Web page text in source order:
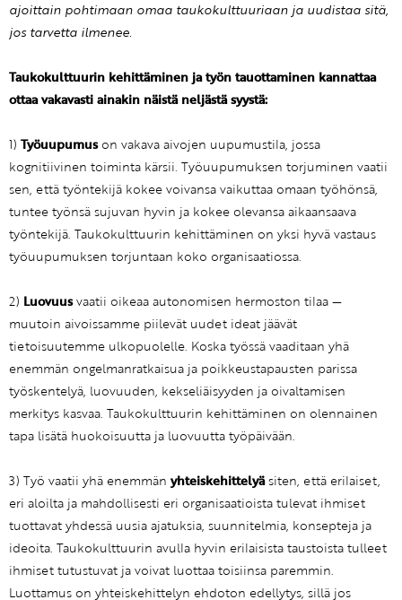
ajoittain pohtimaan omaa taukokulttuuriaan ja uudistaa sitä,
jos tarvetta ilmenee.
Taukokulttuurin kehittäminen ja työn tauottaminen kannattaa
ottaa vakavasti ainakin näistä neljästä syystä:
1) Työuupumuson vakava aivojen uupumustila, jossa
kognitiivinen toiminta kärsii. Työuupumuksen torjuminen vaatii
sen, että työntekijä kokee voivansa vaikuttaa omaan työhönsä,
tuntee työnsä sujuvan hyvin ja kokee olevansa aikaansaava
työntekijä. Taukokulttuurin kehittäminen on yksi hyvä vastaus
työuupumuksen torjuntaan koko organisaatiossa.
2) Luovuusvaatii oikeaa autonomisen hermoston tilaa —
muutoin aivoissamme piilevät uudet ideat jäävät
tietoisuutemme ulkopuolelle. Koska työssä vaaditaan yhä
enemmän ongelmanratkaisua ja poikkeustapausten parissa
työskentelyä, luovuuden, kekseliäisyyden ja oivaltamisen
merkitys kasvaa. Taukokulttuurin kehittäminen on olennainen
tapa lisätä huokoisuutta ja luovuutta työpäivään.
3) Työ vaatii yhä enemmän yhteiskehittelyäsiten, että erilaiset,
eri aloilta ja mahdollisesti eri organisaatioista tulevat ihmiset
tuottavat yhdessä uusia ajatuksia, suunnitelmia, konsepteja ja
ideoita. Taukokulttuurin avulla hyvin erilaisista taustoista tulleet
ihmiset tutustuvat ja voivat luottaa toisiinsa paremmin.
Luottamus on yhteiskehittelyn ehdoton edellytys, sillä jos